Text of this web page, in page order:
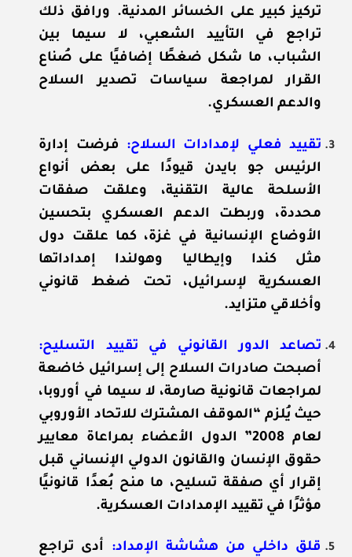
تركيز كبير على الخسائر المدنية. ورافق ذلك
تراجع في التأييد الشعبي، لا سيما بين
الشباب، ما شكل ضغطًا إضافيًا على صُناع
القرار لمراجعة سياسات تصدير السلاح
والدعم العسكري.
تقييد فعلي لإمدادات السلاح: فرضت إدارة
الرئيس جو بايدن قيودًا على بعض أنواع
الأسلحة عالية التقنية، وعلقت صفقات
محددة، وربطت الدعم العسكري بتحسين
الأوضاع الإنسانية في غزة، كما علقت دول
مثل كندا وإيطاليا وهولندا إمداداتها
العسكرية لإسرائيل، تحت ضغط قانوني
وأخلاقي متزايد.
تصاعد الدور القانوني في تقييد التسليح:
أصبحت صادرات السلاح إلى إسرائيل خاضعة
لمراجعات قانونية صارمة، لا سيما في أوروبا،
حيث يُلزم “الموقف المشترك للاتحاد الأوروبي
لعام 2008” الدول الأعضاء بمراعاة معايير
حقوق الإنسان والقانون الدولي الإنساني قبل
إقرار أي صفقة تسليح، ما منح بُعدًا قانونيًا
مؤثرًا في تقييد الإمدادات العسكرية.
قلق داخلي من هشاشة الإمداد: أدى تراجع